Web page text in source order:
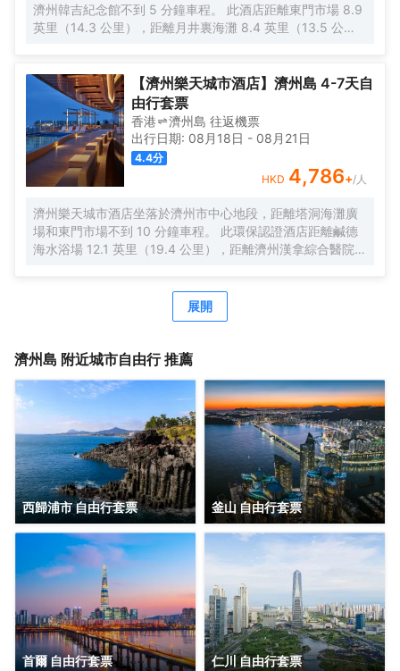
濟州韓吉紀念館不到 5 分鐘車程。 此酒店距離東門市場 8.9
英里（14.3 公里），距離月井裏海灘 8.4 英里（13.5 公
收費的自助式早餐。 前台只在規定時段有服務人員值班。 有
114 間空調客房提供平板電視；您定能在旅途中找到家的舒
適。提供免費無線網絡，方便您與朋友保持聯繫。
【濟州樂天城市酒店】濟州島 4-7天自
由行套票
香港 濟州島 往返機票
出行日期: 08月18日 - 08月21日
4.4分
HKD 4,786+/人
濟州樂天城市酒店坐落於濟州市中心地段，距離塔洞海灘廣
場和東門市場不到 10 分鐘車程。 此環保認證酒店距離鹹德
海水浴場 12.1 英里（19.4 公里），距離濟州漢拿綜合醫院
務和酒店內購物。 您可以去服務濟州樂天城市酒店住客的
C`cafe享用美味餐飲。您可以到酒吧/酒廊，點一杯喜歡的飲
餐。 特色服務/設施包括免費高速有線上網、商務中心和乾
酒店提供免費自助停車。 有 255 間客房提供冰箱和LED 電
視；您定能在旅途中找到家的舒適。您的加厚層卧床備有高
檔床上用品。提供免費無線網絡，方便您與朋友保持聯繫；
數碼頻道可滿足您的娛樂需求。配備淋浴/盆浴組合的私人浴
室提供浸泡浴缸和免費洗浴用品。
展開
濟州島 附近城市自由行 推薦
西歸浦市 自由行套票 釜山 自由行套票
首爾 自由行套票 仁川 自由行套票